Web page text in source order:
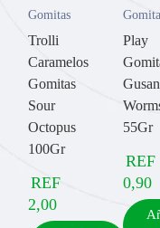
Gomitas
Trolli
Caramelos
Gomitas
Sour
Octopus
100Gr
REF
2,00
Play
55Gr
REF
0,90